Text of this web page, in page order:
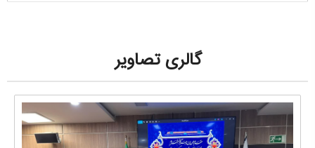
گالری تصاویر